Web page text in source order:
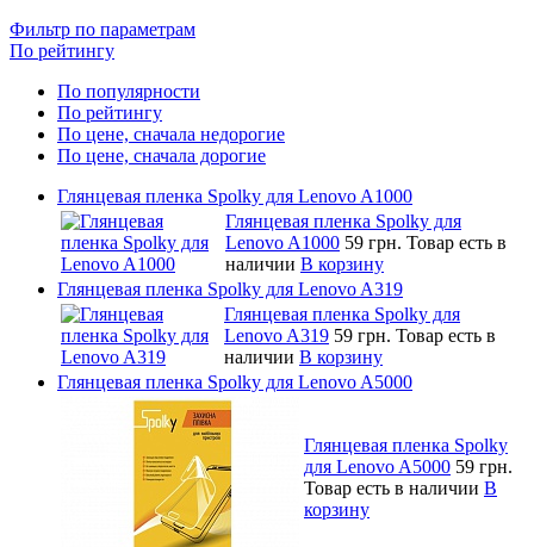
Фильтр по параметрам
По рейтингу
По популярности
По рейтингу
По цене, сначала недорогие
По цене, сначала дорогие
Глянцевая пленка Spolky для Lenovo A1000
Глянцевая пленка Spolky для
Lenovo A1000 59 грн. Товар есть в
наличии В корзину
Глянцевая пленка Spolky для Lenovo A319
Глянцевая пленка Spolky для
Lenovo A319 59 грн. Товар есть в
наличии В корзину
Глянцевая пленка Spolky для Lenovo A5000
Глянцевая пленка Spolky
для Lenovo A5000 59 грн.
Товар есть в наличии В
корзину